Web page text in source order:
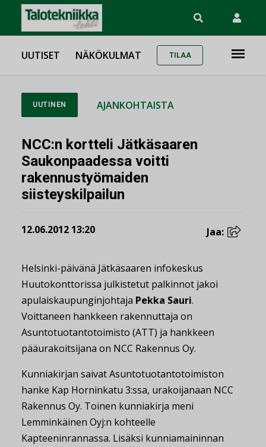
UUTISET NÄKÖKULMAT TILAA
UUTINEN AJANKOHTAISTA
NCC:n kortteli Jätkäsaaren
Saukonpaadessa voitti
rakennustyömaiden
siisteyskilpailun
12.06.2012 13:20 Jaa:
Helsinki-päivänä Jätkäsaaren infokeskus
Huutokonttorissa julkistetut palkinnot jakoi
apulaiskaupunginjohtaja Pekka Sauri.
Voittaneen hankkeen rakennuttaja on
Asuntotuotantotoimisto (ATT) ja hankkeen
pääurakoitsijana on NCC Rakennus Oy.
Kunniakirjan saivat Asuntotuotantotoimiston
hanke Kap Horninkatu 3:ssa, urakoijanaan NCC
Rakennus Oy. Toinen kunniakirja meni
Lemminkäinen Oyj:n kohteelle
Kapteeninrannassa. Lisäksi kunniamaininnan